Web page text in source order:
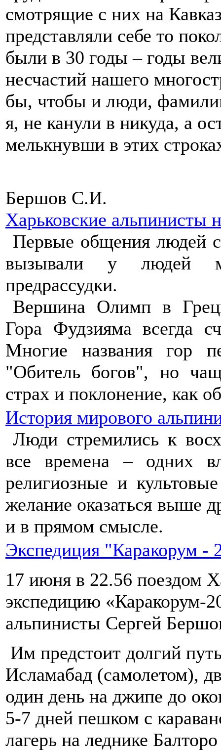
смотрящие с них на
представляли себе то
были в 30 годы – годы
несчастий нашего
бы, чтобы и люди,
я, не канули в никуда, а
мелькнувши в этих
Бершов С.И.
Харьковские альпинисты
Первые общения людей
вызывали у людей
предрассудки.
Вершина Олимп в
Гора Фудзияма всегда
Многие названия гор
"Обитель богов", но
страх и поклонение, как
История мирового
Люди стремились к
все времена – одних
религиозные и
желание оказаться выше
и в прямом смысле.
Экспедиция "Каракорум -
17 июня в 22.56 поездом
экспедицию «Каракорум-
альпинисты Сергей
Им предстоит долгий
Исламабад (самолетом),
один день на джипе до
5-7 дней пешком с
лагерь на леднике